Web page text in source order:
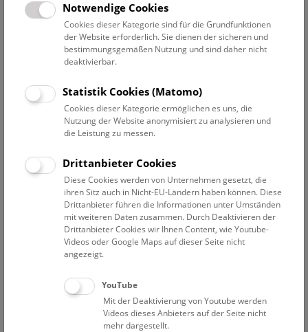
Datumsfilter
1.4.2021
Datum auswählen
Erweiterte Suche
Filter zurücksetzen
1. April 2021
Bisher keine Ergebnisse. Dienstags ist das NHM Wien
in der Regel geschlossen. Ausnahmen finden sie
Notwendige Cookies
Cookies dieser Kategorie sind für die Grundfunktionen
der Website erforderlich. Sie dienen der sicheren und
bestimmungsgemäßen Nutzung und sind daher nicht
deaktivierbar.
Statistik Cookies (Matomo)
Cookies dieser Kategorie ermöglichen es uns, die
Nutzung der Website anonymisiert zu analysieren und
die Leistung zu messen.
Drittanbieter Cookies
Diese Cookies werden von Unternehmen gesetzt, die
ihren Sitz auch in Nicht-EU-Ländern haben können. Diese
Drittanbieter führen die Informationen unter Umständen
mit weiteren Daten zusammen. Durch Deaktivieren der
Drittanbieter Cookies wir Ihnen Content, wie Youtube-
Videos oder Google Maps auf dieser Seite nicht
angezeigt.
YouTube
Mit der Deaktivierung von Youtube werden
Videos dieses Anbieters auf der Seite nicht
mehr dargestellt.